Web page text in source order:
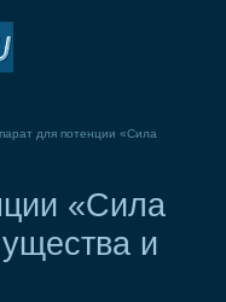
для потенции «Сила
«Сила
и